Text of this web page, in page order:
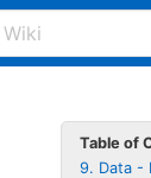
Table of
9. Data -